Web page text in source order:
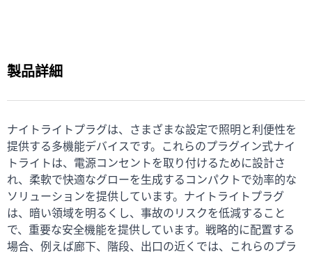
製品詳細
ナイトライトプラグは、さまざまな設定で照明と利便性を
提供する多機能デバイスです。これらのプラグイン式ナイ
トライトは、電源コンセントを取り付けるために設計さ
れ、柔軟で快適なグローを生成するコンパクトで効率的な
ソリューションを提供しています。ナイトライトプラグ
は、暗い領域を明るくし、事故のリスクを低減すること
で、重要な安全機能を提供しています。戦略的に配置する
場合、例えば廊下、階段、出口の近くでは、これらのプラ